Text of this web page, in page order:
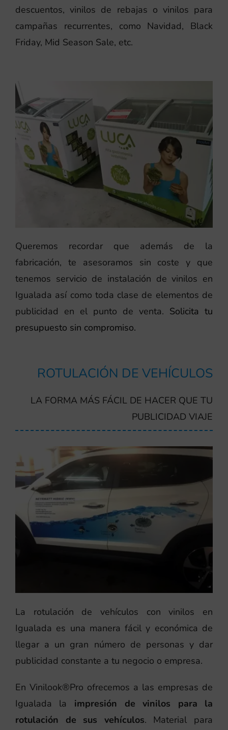
descuentos, vinilos de rebajas o vinilos para
campañas recurrentes, como Navidad, Black
Friday, Mid Season Sale, etc.
Queremos recordar que además de la
fabricación, te asesoramos sin coste y que
tenemos servicio de instalación de vinilos en
Igualada así como toda clase de elementos de
publicidad en el punto de venta. Solicita tu
presupuesto sin compromiso.
ROTULACIÓN DE VEHÍCULOS
LA FORMA MÁS FÁCIL DE HACER QUE TU
PUBLICIDAD VIAJE
La rotulación de vehículos con vinilos en
Igualada es una manera fácil y económica de
llegar a un gran número de personas y dar
publicidad constante a tu negocio o empresa.
En Vinilook®Pro ofrecemos a las empresas de
Igualada la impresión de vinilos para la
rotulación de sus vehículos. Material para